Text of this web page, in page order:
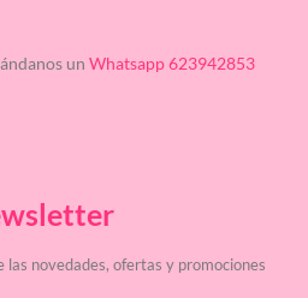
un Whatsapp 623942853
novedades, ofertas y promociones